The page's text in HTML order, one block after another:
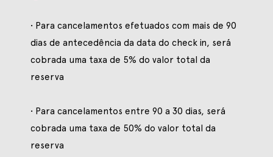
• Para cancelamentos efetuados com mais de 90
dias de antecedência da data do check in, será
cobrada uma taxa de 5% do valor total da
reserva
• Para cancelamentos entre 90 a 30 dias, será
cobrada uma taxa de 50% do valor total da
reserva